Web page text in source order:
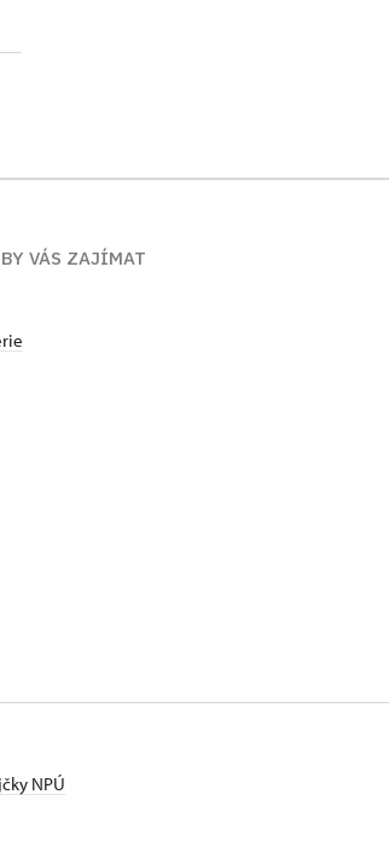
BY VÁS ZAJÍMAT
NPÚ